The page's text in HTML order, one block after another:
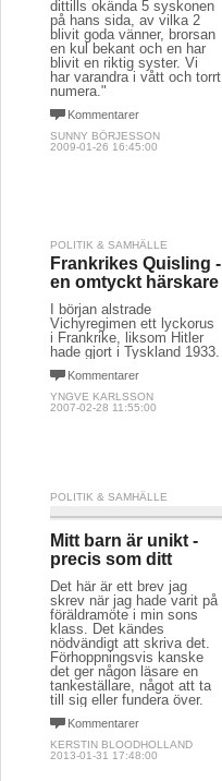
dittills okända 5 syskonen
på hans sida, av vilka 2
blivit goda vänner, brorsan
en kul bekant och en har
blivit en riktig syster. Vi
har varandra i vått och torrt
numera."
Kommentarer
SUNNY BÖRJESSON
2009-01-26 16:45:00
POLITIK & SAMHÄLLE
Frankrikes Quisling -
en omtyckt härskare
I början alstrade
Vichyregimen ett lyckorus
i Frankrike, liksom Hitler
hade gjort i Tyskland 1933.
Kommentarer
YNGVE KARLSSON
2007-02-28 11:55:00
POLITIK & SAMHÄLLE
Mitt barn är unikt -
precis som ditt
Det här är ett brev jag
skrev när jag hade varit på
föräldramöte i min sons
klass. Det kändes
nödvändigt att skriva det.
Förhoppningsvis kanske
det ger någon läsare en
tankeställare, något att ta
till sig eller fundera över.
Kommentarer
KERSTIN BLOODHOLLAND
2013-01-31 17:48:00